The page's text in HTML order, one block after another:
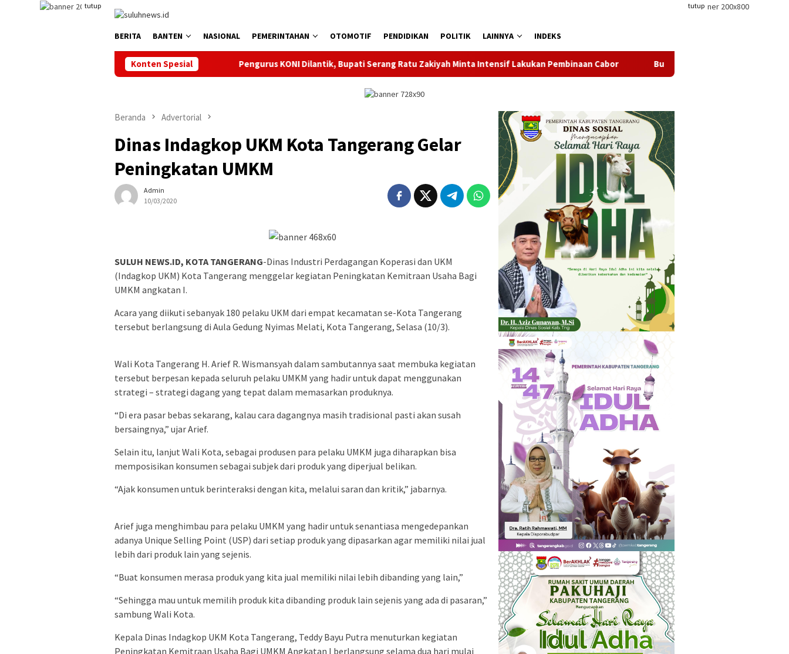
tutup tutup
BERITA BANTEN NASIONAL PEMERINTAHAN OTOMOTIF PENDIDIKAN POLITIK LAINNYA INDEKS
Konten Spesial
Pengurus KONI Dilantik, Bupati Serang Ratu Zakiyah Minta Intensif Lakukan Pembinaan Cabor Bupati Serang Lepas 20 Peserta Pendidikan
Beranda Advertorial
Dinas Indagkop UKM Kota Tangerang Gelar
Peningkatan UMKM
Admin
10/03/2020
SULUH NEWS.ID, KOTA TANGERANG-Dinas Industri Perdagangan Koperasi dan UKM
(Indagkop UKM) Kota Tangerang menggelar kegiatan Peningkatan Kemitraan Usaha Bagi
UMKM angkatan I.
Acara yang diikuti sebanyak 180 pelaku UKM dari empat kecamatan se-Kota Tangerang
tersebut berlangsung di Aula Gedung Nyimas Melati, Kota Tangerang, Selasa (10/3).
Wali Kota Tangerang H. Arief R. Wismansyah dalam sambutannya saat membuka kegiatan
tersebut berpesan kepada seluruh pelaku UMKM yang hadir untuk dapat menggunakan
strategi – strategi dagang yang tepat dalam memasarkan produknya.
“Di era pasar bebas sekarang, kalau cara dagangnya masih tradisional pasti akan susah
bersaingnya,” ujar Arief.
Selain itu, lanjut Wali Kota, sebagai produsen para pelaku UMKM juga diharapkan bisa
memposisikan konsumen sebagai subjek dari produk yang diperjual belikan.
“Ajak konsumen untuk berinteraksi dengan kita, melalui saran dan kritik,” jabarnya.
Arief juga menghimbau para pelaku UMKM yang hadir untuk senantiasa mengedepankan
adanya Unique Selling Point (USP) dari setiap produk yang dipasarkan agar memiliki nilai jual
lebih dari produk lain yang sejenis.
“Buat konsumen merasa produk yang kita jual memiliki nilai lebih dibanding yang lain,”
“Sehingga mau untuk memilih produk kita dibanding produk lain sejenis yang ada di pasaran,”
sambung Wali Kota.
Kepala Dinas Indagkop UKM Kota Tangerang, Teddy Bayu Putra menuturkan kegiatan
Peningkatan Kemitraan Usaha Bagi UMKM Angkatan I berlangsung selama dua hari mulai